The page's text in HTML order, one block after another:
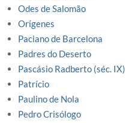
Odes de Salomão
Orígenes
Paciano de Barcelona
Padres do Deserto
Pascásio Radberto (séc. IX)
Patrício
Paulino de Nola
Pedro Crisólogo